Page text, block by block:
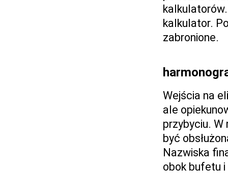
kalkulator.
zabronione.
Wejścia na
ale
przybyciu.
być
Nazwiska
obok bufetu